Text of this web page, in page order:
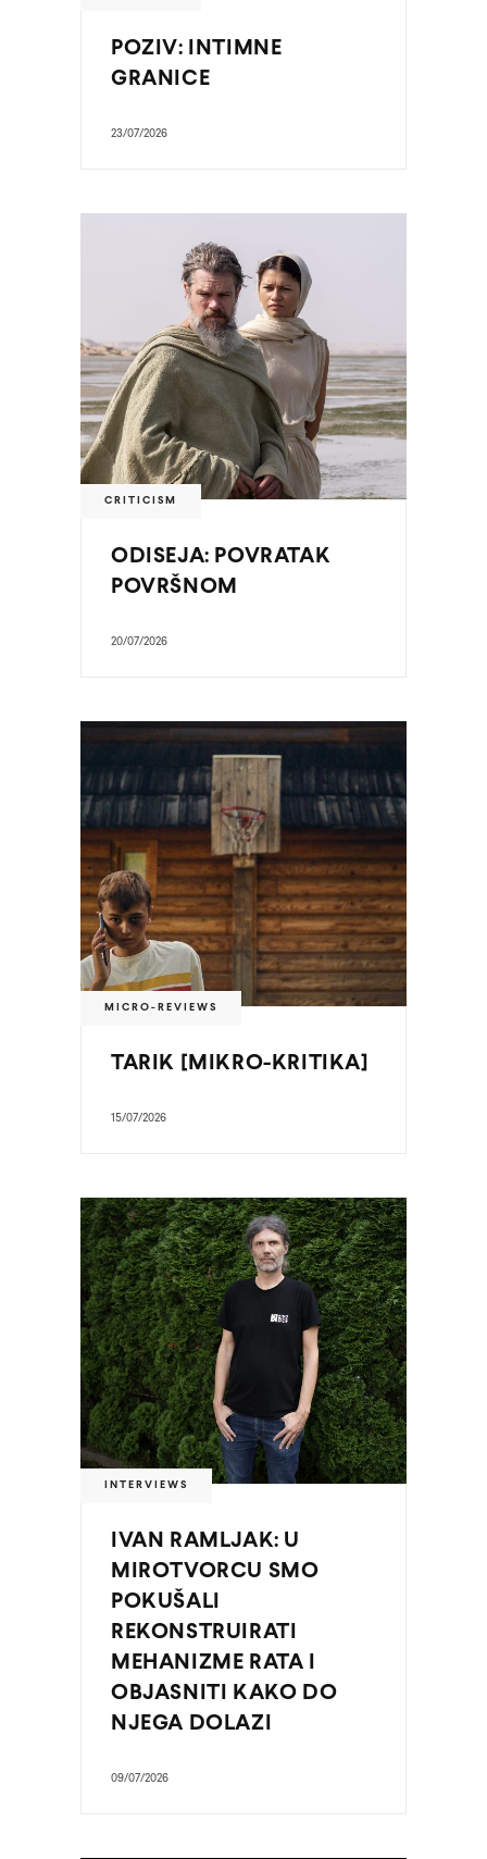
POZIV: INTIMNE
GRANICE
23/07/2026
CRITICISM
ODISEJA: POVRATAK
POVRŠNOM
20/07/2026
MICRO-REVIEWS
TARIK [MIKRO-KRITIKA]
15/07/2026
INTERVIEWS
IVAN RAMLJAK: U
MIROTVORCU SMO
POKUŠALI
REKONSTRUIRATI
MEHANIZME RATA I
OBJASNITI KAKO DO
NJEGA DOLAZI
09/07/2026